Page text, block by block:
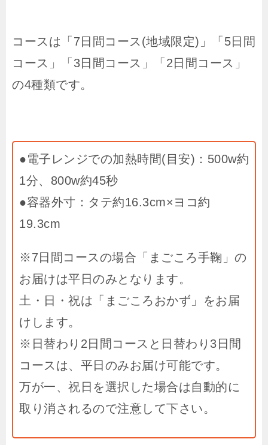
コースは「7日間コース(地域限定)」「5日間
コース」「3日間コース」「2日間コース」
の4種類です。
●電子レンジでの加熱時間(目安)：500w約
1分、800w約45秒
●容器外寸：タテ約16.3cm×ヨコ約
19.3cm
※7日間コースの場合「まごころ手鞠」の
お届けは平日のみとなります。
土・日・祝は「まごころおかず」をお届
けします。
※日替わり2日間コースと日替わり3日間
コースは、平日のみお届け可能です。
万が一、祝日を選択した場合は自動的に
取り消されるので注意して下さい。